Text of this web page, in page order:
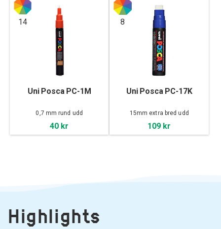
14
Uni Posca PC-1M
0,7 mm rund udd
40 kr
8
Uni Posca PC-17K
15mm extra bred udd
109 kr
Highlights